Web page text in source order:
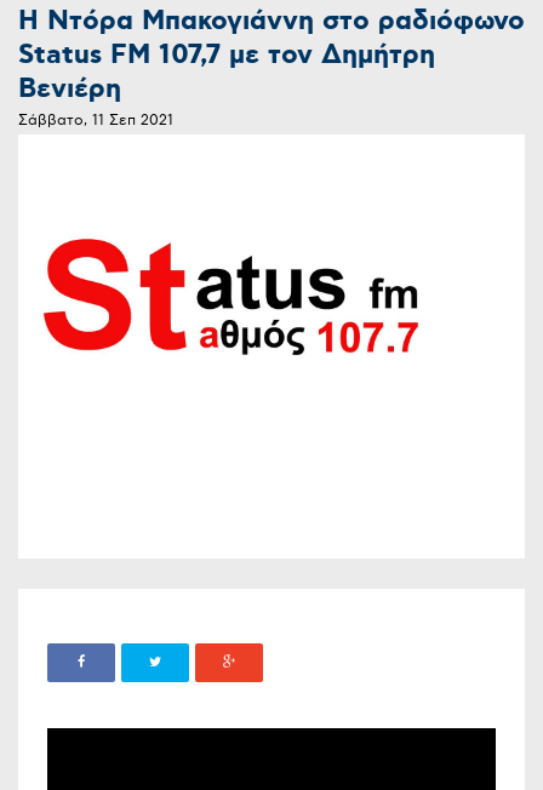
Η Ντόρα Μπακογιάννη στο ραδιόφωνο
Status FM 107,7 με τον Δημήτρη
Βενιέρη
Σάββατο, 11 Σεπ 2021